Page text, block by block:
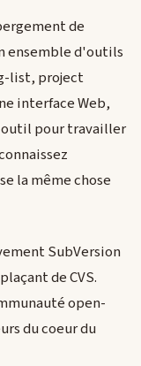
de
ensemble d'outils
list, project
interface Web,
pour travailler
la même chose
SubVersion
de CVS.
open-
du coeur du